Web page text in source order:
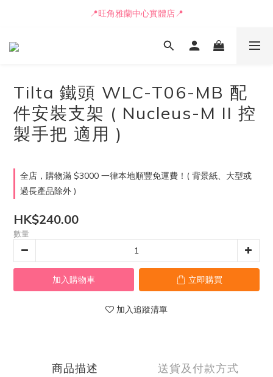
📒🖋️報價單 / 採購表格🖋️📒
📍旺角雅蘭中心實體店📍
🚛最快可即日安排貨車送到💨
Tilta 鐵頭 WLC-T06-MB 配
件安裝支架 ( Nucleus-M II 控
製手把 適用 )
全店，購物滿 $3000 一律本地順豐免運費！( 背景紙、大型或
過長產品除外 )
HK$240.00
數量
加入購物車 立即購買
加入追蹤清單
商品描述 送貨及付款方式